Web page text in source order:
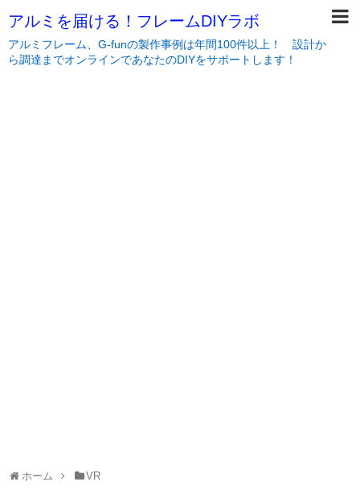
アルミを届ける！フレームDIYラボ
アルミフレーム、G-funの製作事例は年間100件以上！ 設計か
ら調達までオンラインであなたのDIYをサポートします！
ホーム VR